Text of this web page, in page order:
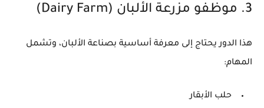
3. موظفو مزرعة الألبان (Dairy Farm)
هذا الدور يحتاج إلى معرفة أساسية بصناعة الألبان، وتشمل
المهام:
حلب الأبقار